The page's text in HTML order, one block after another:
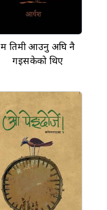
म तिमी आउनु अघि नै
गइसकेको थिए